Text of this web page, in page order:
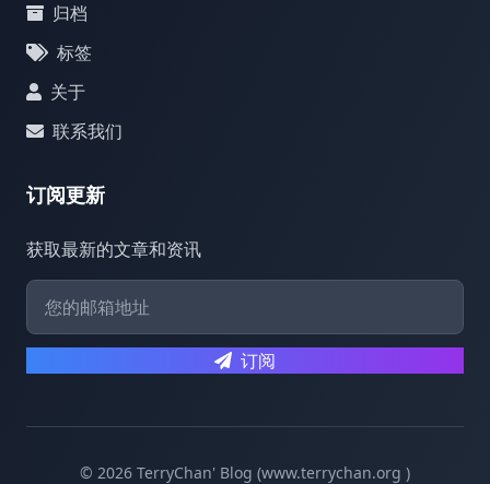
归档
标签
关于
联系我们
订阅更新
获取最新的文章和资讯
订阅
© 2026 TerryChan' Blog (www.terrychan.org )